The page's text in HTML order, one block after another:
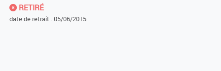
RETIRÉ
date de retrait : 05/06/2015